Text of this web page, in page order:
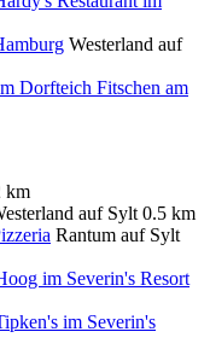
Westerland auf
Fitschen am
km
auf Sylt 0.5 km
Rantum auf Sylt
im Severin's Resort
im Severin's